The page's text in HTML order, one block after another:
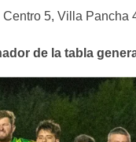
5, Villa Pancha
de la tabla